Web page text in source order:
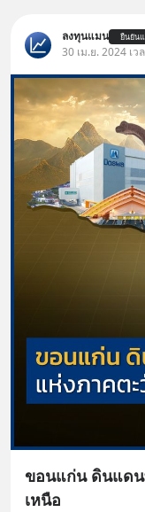
บ
เ
ห
ลงทุนแมน ยืนยัน
30 เม.ย. 2024 เว
ขอนแก่น ดินแดน
เหนือ